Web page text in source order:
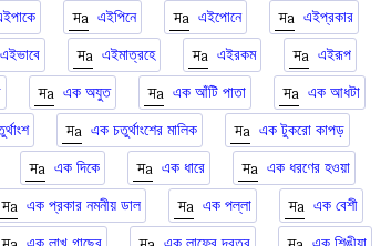
এইপিনে এইপোনে
এইপ্রকার
এইভাবে এইমাত্রহে এইরকম
এইরূপ
এক অযুত এক আঁটি পাতা
এক আধটা
এক চতুর্থাংশের মালিক
এক টুকরো কাপড়
এক দিকে এক ধারে
এক ধরণের হওয়া
এক প্রকার নমনীয় ডাল এক পল্লা
এক বেশী